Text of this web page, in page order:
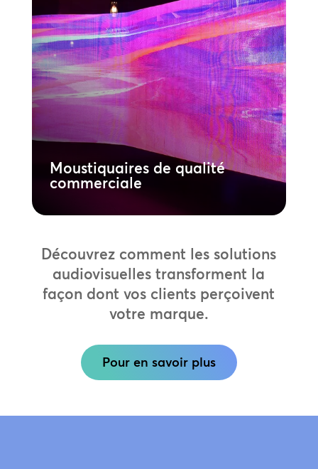
Moustiquaires de qualité
commerciale
Moustiquaires de qualité
commerciale
Déployez un réseau de communication
visuelle robuste. Nos écrans de qualité
commerciale sont conçus pour une
utilisation continue, permettant la
diffusion de contenus dynamiques et une
gestion centralisée dans tous vos
établissements.
En savoir plus
Découvrez comment les solutions
audiovisuelles transforment la
façon dont vos clients perçoivent
votre marque.
Pour en savoir plus